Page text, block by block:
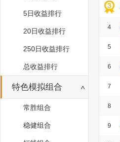
5日收益排行
20日收益排行
250日收益排行
总收益排行
特色模拟组合
常胜组合
稳健组合
4
5
6
7
8
9